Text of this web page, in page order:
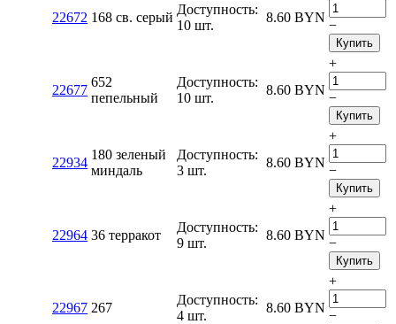
22672 168 св. серый
Доступность:
10 шт.
8.60 BYN
−
Купить
22677
652
пепельный
Доступность:
10 шт.
8.60 BYN
+
−
Купить
22934
180 зеленый
миндаль
Доступность:
3 шт.
8.60 BYN
+
−
Купить
22964 36 терракот
Доступность:
9 шт.
8.60 BYN
+
−
Купить
22967 267
Доступность:
4 шт.
8.60 BYN
+
−